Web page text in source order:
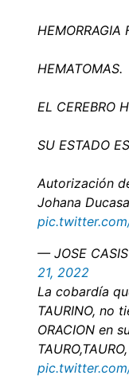
HEMORRAGIA
HEMATOMAS.
EL CEREBRO
SU ESTADO
Autorización
Johana
— JOSE
21, 2022
La cobardía
TAURINO, no
ORACION en